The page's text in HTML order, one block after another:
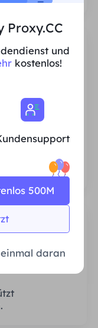
für
IP-Proxy-
sind, und
aktuellen
zu
Proxy.CC
und
kostenlos!
500M
daran